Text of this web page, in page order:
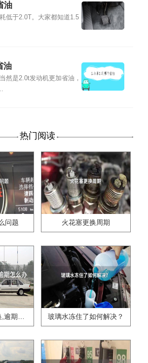
油
低于2.0T。大家都知道1.5
油
然是2.0t发动机更加省油，
热门阅读
问题 火花塞更换周期
驾驶证到期没有换,逾期怎么办?? 玻璃水冻住了如何解决？